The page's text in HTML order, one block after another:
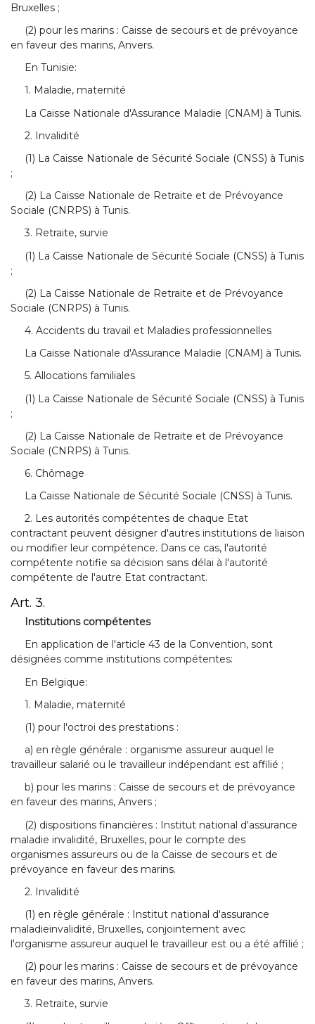
Bruxelles ;
(2) pour les marins : Caisse de secours et de prévoyance
en faveur des marins, Anvers.
En Tunisie:
1. Maladie, maternité
La Caisse Nationale d'Assurance Maladie (CNAM) à Tunis.
2. Invalidité
(1) La Caisse Nationale de Sécurité Sociale (CNSS) à Tunis
;
(2) La Caisse Nationale de Retraite et de Prévoyance
Sociale (CNRPS) à Tunis.
3. Retraite, survie
(1) La Caisse Nationale de Sécurité Sociale (CNSS) à Tunis
;
(2) La Caisse Nationale de Retraite et de Prévoyance
Sociale (CNRPS) à Tunis.
4. Accidents du travail et Maladies professionnelles
La Caisse Nationale d'Assurance Maladie (CNAM) à Tunis.
5. Allocations familiales
(1) La Caisse Nationale de Sécurité Sociale (CNSS) à Tunis
;
(2) La Caisse Nationale de Retraite et de Prévoyance
Sociale (CNRPS) à Tunis.
6. Chômage
La Caisse Nationale de Sécurité Sociale (CNSS) à Tunis.
2. Les autorités compétentes de chaque Etat
contractant peuvent désigner d'autres institutions de liaison
ou modifier leur compétence. Dans ce cas, l'autorité
compétente notifie sa décision sans délai à l'autorité
compétente de l'autre Etat contractant.
Art. 3.
Institutions compétentes
En application de l'article 43 de la Convention, sont
désignées comme institutions compétentes:
En Belgique:
1. Maladie, maternité
(1) pour l'octroi des prestations :
a) en règle générale : organisme assureur auquel le
travailleur salarié ou le travailleur indépendant est affilié ;
b) pour les marins : Caisse de secours et de prévoyance
en faveur des marins, Anvers ;
(2) dispositions financières : Institut national d'assurance
maladie invalidité, Bruxelles, pour le compte des
organismes assureurs ou de la Caisse de secours et de
prévoyance en faveur des marins.
2. Invalidité
(1) en règle générale : Institut national d'assurance
maladieinvalidité, Bruxelles, conjointement avec
l'organisme assureur auquel le travailleur est ou a été affilié ;
(2) pour les marins : Caisse de secours et de prévoyance
en faveur des marins, Anvers.
3. Retraite, survie